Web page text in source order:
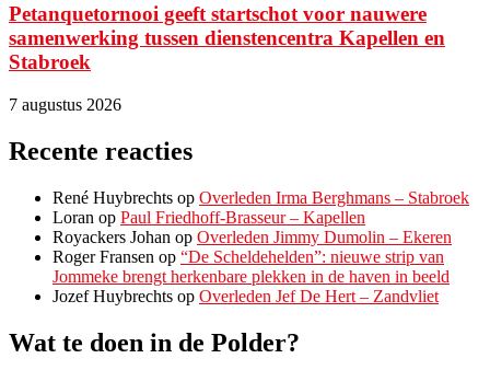
Petanquetornooi geeft startschot voor nauwere
samenwerking tussen dienstencentra Kapellen en
Stabroek
7 augustus 2026
Recente reacties
René Huybrechts op Overleden Irma Berghmans – Stabroek
Loran op Paul Friedhoff-Brasseur – Kapellen
Royackers Johan op Overleden Jimmy Dumolin – Ekeren
Roger Fransen op “De Scheldehelden”: nieuwe strip van
Jommeke brengt herkenbare plekken in de haven in beeld
Jozef Huybrechts op Overleden Jef De Hert – Zandvliet
Wat te doen in de Polder?